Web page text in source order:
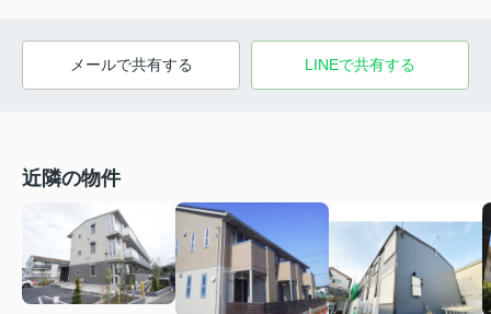
メールで共有する LINEで共有する
近隣の物件